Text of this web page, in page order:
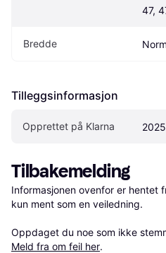
47,
Bredde
Tilleggsinformasjon
Opprettet på Klarna
Tilbakemelding
Informasjonen ovenfor er hentet
kun ment som en veiledning.
Oppdaget du noe som ikke
Meld fra om feil her.